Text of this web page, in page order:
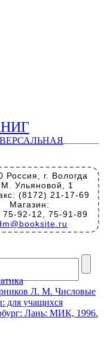
Россия, г. Вологда
Ульяновой, 1
(8172) 21-17-69
Магазин:
75-92-12, 75-91-89
Л. М. Числовые
для учащихся
Лань: МИК, 1996.